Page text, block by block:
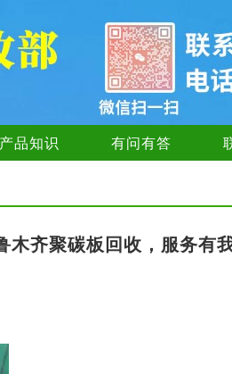
产品知识 有问有答
木齐聚碳板回收，服务有